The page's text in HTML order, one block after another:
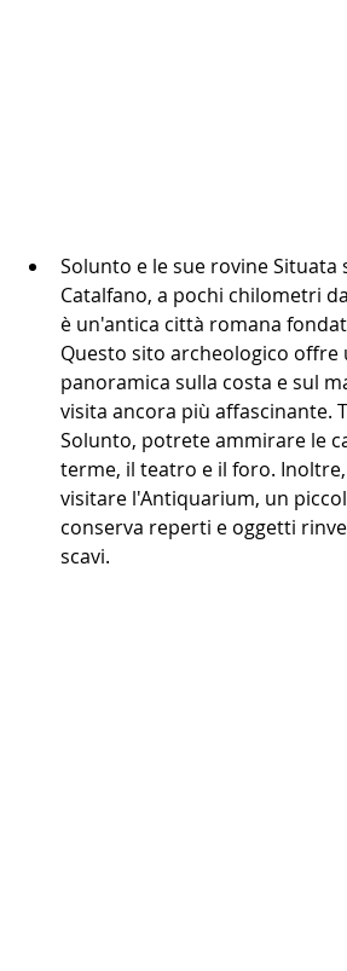
Solunto e le sue rovine Situata
Catalfano, a pochi chilometri
è un'antica città romana
Questo sito archeologico offre
panoramica sulla costa e sul
visita ancora più affascinante.
Solunto, potrete ammirare le
terme, il teatro e il foro.
visitare l'Antiquarium, un
conserva reperti e oggetti
scavi.